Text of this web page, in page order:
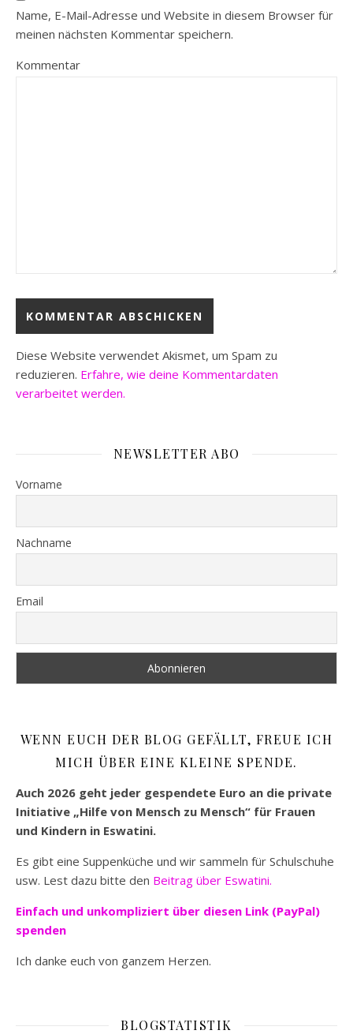
Name, E-Mail-Adresse und Website in diesem Browser für
meinen nächsten Kommentar speichern.
Kommentar
Diese Website verwendet Akismet, um Spam zu
reduzieren. Erfahre, wie deine Kommentardaten
verarbeitet werden.
NEWSLETTER ABO
Vorname
Nachname
Email
WENN EUCH DER BLOG GEFÄLLT, FREUE ICH
MICH ÜBER EINE KLEINE SPENDE.
Auch 2026 geht jeder gespendete Euro an die private
Initiative „Hilfe von Mensch zu Mensch“ für Frauen
und Kindern in Eswatini.
Es gibt eine Suppenküche und wir sammeln für Schulschuhe
usw. Lest dazu bitte den Beitrag über Eswatini.
Einfach und unkompliziert über diesen Link (PayPal)
spenden
Ich danke euch von ganzem Herzen.
BLOGSTATISTIK